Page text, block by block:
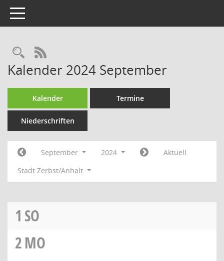
Toggle navigation
Rechercheauswahl
RSS-Feed
Kalender 2024 September
Kalender Termine
Niederschriften
September 2024
Aktuell
Stadt Zerbst/Anhalt
1 SO
2MO